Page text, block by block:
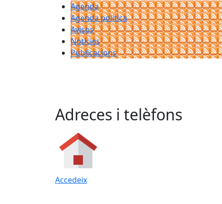
Agenda
Agenda política
Avisos
Notícies
Publicacions
Adreces i telèfons
Accedeix